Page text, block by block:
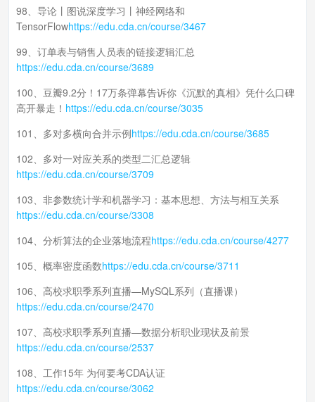
98、导论丨图说深度学习丨神经网络和
TensorFlowhttps://edu.cda.cn/course/3467
99、订单表与销售人员表的链接逻辑汇总
https://edu.cda.cn/course/3689
100、豆瓣9.2分！17万条弹幕告诉你《沉默的真相》凭什么口碑
高开暴走！ https://edu.cda.cn/course/3035
101、多对多横向合并示例https://edu.cda.cn/course/3685
102、多对一对应关系的类型二汇总逻辑
https://edu.cda.cn/course/3709
103、非参数统计学和机器学习：基本思想、方法与相互关系
https://edu.cda.cn/course/3308
104、分析算法的企业落地流程https://edu.cda.cn/course/4277
105、概率密度函数https://edu.cda.cn/course/3711
106、高校求职季系列直播—MySQL系列（直播课）
https://edu.cda.cn/course/2470
107、高校求职季系列直播—数据分析职业现状及前景
https://edu.cda.cn/course/2537
108、工作15年 为何要考CDA认证
https://edu.cda.cn/course/3062